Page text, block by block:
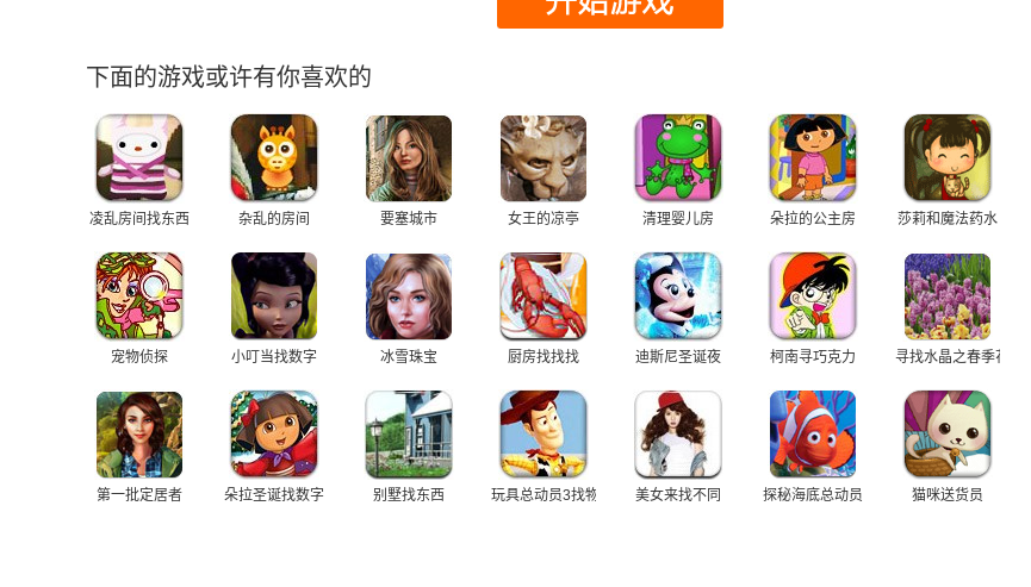
下面的游戏或许有你喜欢的
凌乱房间找东西 杂乱的房间 要塞城市 女王的凉亭 清理婴儿房 朵拉的公主房 莎莉和魔法药水
宠物侦探 小叮当找数字 冰雪珠宝 厨房找找找 迪斯尼圣诞夜 柯南寻巧克力 寻找水晶之春季花海
第一批定居者 朵拉圣诞找数字 别墅找东西 玩具总动员3找物品 美女来找不同 探秘海底总动员 猫咪送货员